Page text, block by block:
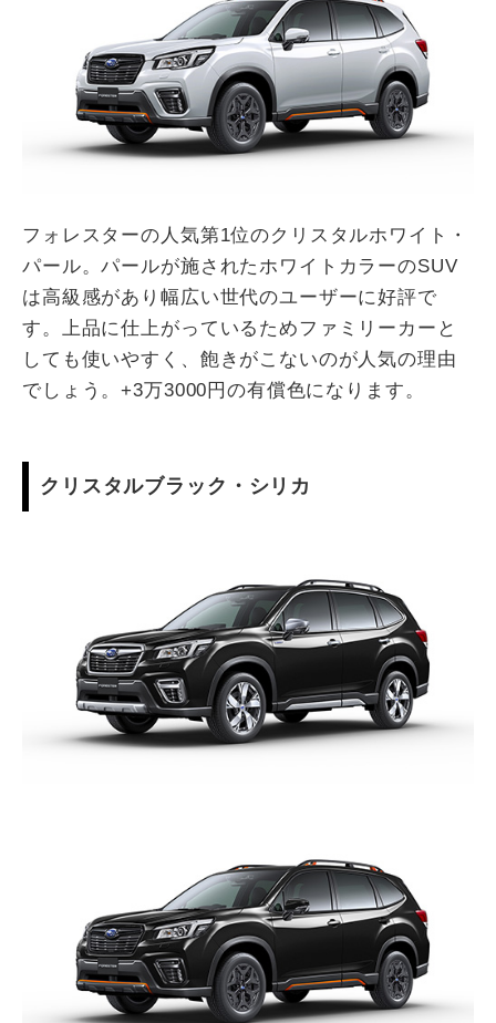
フォレスターの人気第1位のクリスタルホワイト・
パール。パールが施されたホワイトカラーのSUV
は高級感があり幅広い世代のユーザーに好評で
す。上品に仕上がっているためファミリーカーと
しても使いやすく、飽きがこないのが人気の理由
でしょう。+3万3000円の有償色になります。
クリスタルブラック・シリカ